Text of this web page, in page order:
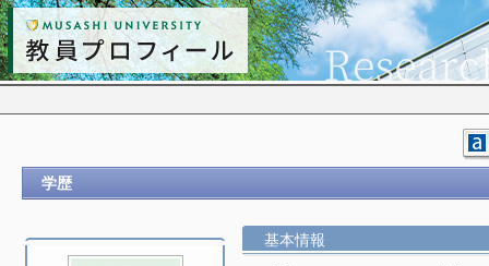
学歴
基本情報